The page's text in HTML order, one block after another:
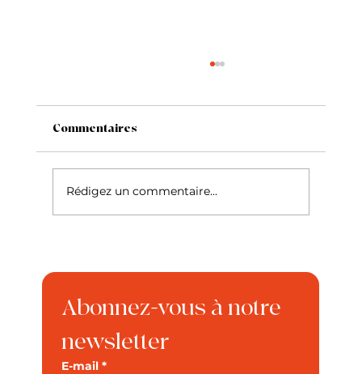
Le Fox Terrier à poil lisse
Commentaires
Rédigez un commentaire...
Abonnez-vous à notre
newsletter
E-mail *